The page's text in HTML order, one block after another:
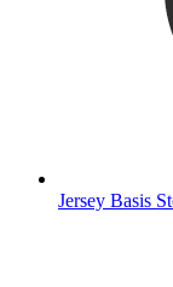
Jersey Basis